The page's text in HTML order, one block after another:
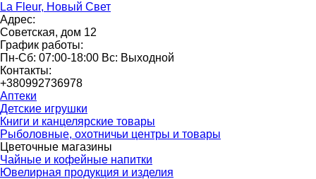
La Fleur, Новый Свет
Адрес:
Советская, дом 12
График работы:
Пн-Сб: 07:00-18:00 Вс: Выходной
Контакты:
+380992736978
Аптеки
Детские игрушки
Книги и канцелярские товары
Рыболовные, охотничьи центры и товары
Цветочные магазины
Чайные и кофейные напитки
Ювелирная продукция и изделия